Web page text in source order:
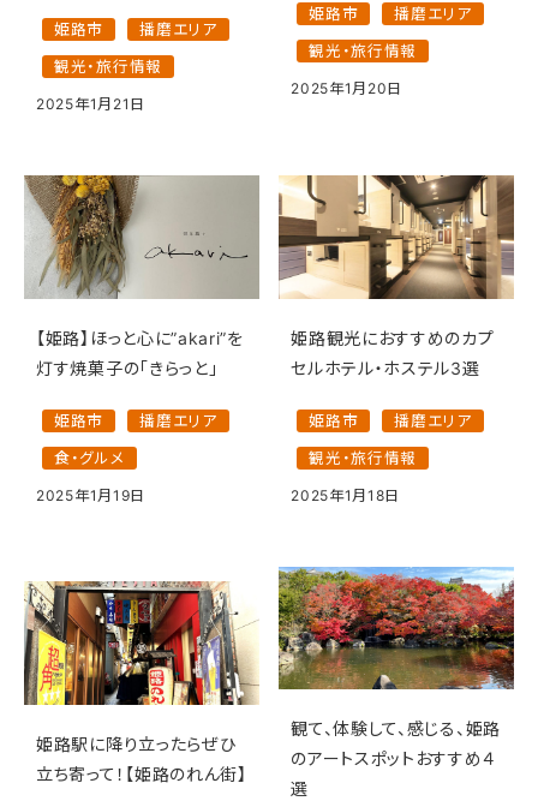
姫路市 播磨エリア
観光・旅行情報
2025年1月21日
姫路市 播磨エリア
観光・旅行情報
2025年1月20日
【姫路】ほっと心に”akari”を
灯す焼菓子の「きらっと」
姫路市 播磨エリア
食・グルメ
2025年1月19日
姫路観光におすすめのカプ
セルホテル・ホステル3選
姫路市 播磨エリア
観光・旅行情報
2025年1月18日
姫路駅に降り立ったらぜひ
立ち寄って！【姫路のれん街】
観て、体験して、感じる、姫路
のアートスポットおすすめ４
選